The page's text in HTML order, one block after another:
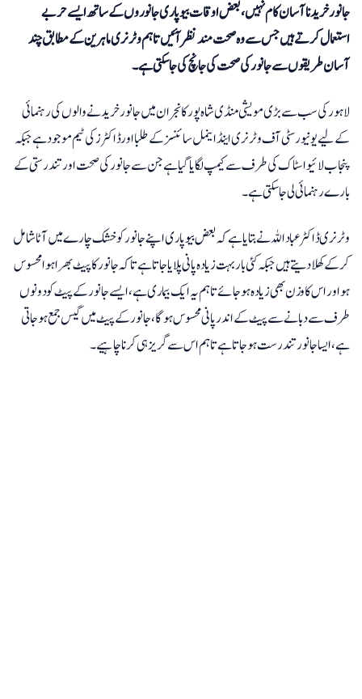
جانور خریدنا آسان کام نہیں، بعض اوقات بیوپاری جانوروں کے ساتھ ایسے حربے
استعمال کرتے ہیں جس سے وہ صحت مند نظر آئیں تاہم وٹرنری ماہرین کے مطابق چند
آسان طریقوں سے جانورکی صحت کی جانچ کی جاسکتی ہے۔
لاہور کی سب سے بڑی مویشی منڈی شاہ پور کانجران میں جانور خریدنے والوں کی رہنمائی
کے لیے یونیورسٹی آف وٹرنری اینڈ اینمل سائنسز کے طلبا اور ڈاکٹرز کی ٹیم موجود ہے جبکہ
پنجاب لائیو اسٹاک کی طرف سے کیمپ لگایا گیا ہے جن سے جانور کی صحت اور تندرستی کے
بارے رہنمائی لی جاسکتی ہے۔
وٹرنری ڈاکٹر عباداللہ نے بتایا ہے کہ بعض بیوپاری اپنے جانور کو خشک چارے میں آٹا شامل
کرکے کھلا دیتے ہیں جبکہ کئی بار بہت زیادہ پانی پلایا جاتا ہے تاکہ جانور کا پیٹ بھرا ہوا محسوس
ہو اور اس کا وزن بھی زیادہ ہوجائے تاہم یہ ایک بیماری ہے، ایسے جانور کے پیٹ کو دونوں
طرف سے دبانے سے پیٹ کے اندر پانی محسوس ہوگا، جانور کے پیٹ میں گیس جمع ہو جاتی
ہے، ایسا جانور تندرست ہو جاتا ہے تاہم اس سے گریز ہی کرنا چاہیے۔